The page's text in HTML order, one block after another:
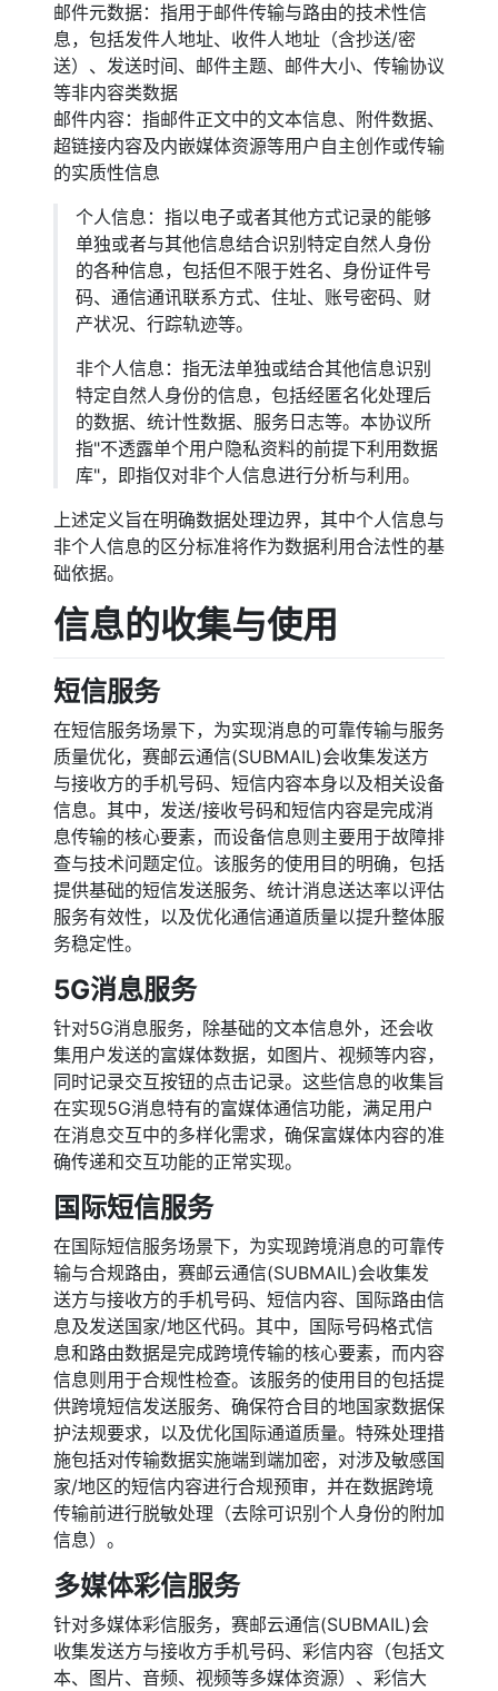
邮件元数据：指用于邮件传输与路由的技术性信
息，包括发件人地址、收件人地址（含抄送/密
送）、发送时间、邮件主题、邮件大小、传输协议
等非内容类数据
邮件内容：指邮件正文中的文本信息、附件数据、
超链接内容及内嵌媒体资源等用户自主创作或传输
的实质性信息
个人信息：指以电子或者其他方式记录的能够
单独或者与其他信息结合识别特定自然人身份
的各种信息，包括但不限于姓名、身份证件号
码、通信通讯联系方式、住址、账号密码、财
产状况、行踪轨迹等。
非个人信息：指无法单独或结合其他信息识别
特定自然人身份的信息，包括经匿名化处理后
的数据、统计性数据、服务日志等。本协议所
指"不透露单个用户隐私资料的前提下利用数据
库"，即指仅对非个人信息进行分析与利用。
上述定义旨在明确数据处理边界，其中个人信息与
非个人信息的区分标准将作为数据利用合法性的基
础依据。
信息的收集与使用
短信服务
在短信服务场景下，为实现消息的可靠传输与服务
质量优化，赛邮云通信(SUBMAIL)会收集发送方
与接收方的手机号码、短信内容本身以及相关设备
信息。其中，发送/接收号码和短信内容是完成消
息传输的核心要素，而设备信息则主要用于故障排
查与技术问题定位。该服务的使用目的明确，包括
提供基础的短信发送服务、统计消息送达率以评估
服务有效性，以及优化通信通道质量以提升整体服
务稳定性。
5G消息服务
针对5G消息服务，除基础的文本信息外，还会收
集用户发送的富媒体数据，如图片、视频等内容，
同时记录交互按钮的点击记录。这些信息的收集旨
在实现5G消息特有的富媒体通信功能，满足用户
在消息交互中的多样化需求，确保富媒体内容的准
确传递和交互功能的正常实现。
国际短信服务
在国际短信服务场景下，为实现跨境消息的可靠传
输与合规路由，赛邮云通信(SUBMAIL)会收集发
送方与接收方的手机号码、短信内容、国际路由信
息及发送国家/地区代码。其中，国际号码格式信
息和路由数据是完成跨境传输的核心要素，而内容
信息则用于合规性检查。该服务的使用目的包括提
供跨境短信发送服务、确保符合目的地国家数据保
护法规要求，以及优化国际通道质量。特殊处理措
施包括对传输数据实施端到端加密，对涉及敏感国
家/地区的短信内容进行合规预审，并在数据跨境
传输前进行脱敏处理（去除可识别个人身份的附加
信息）。
多媒体彩信服务
针对多媒体彩信服务，赛邮云通信(SUBMAIL)会
收集发送方与接收方手机号码、彩信内容（包括文
本、图片、音频、视频等多媒体资源）、彩信大